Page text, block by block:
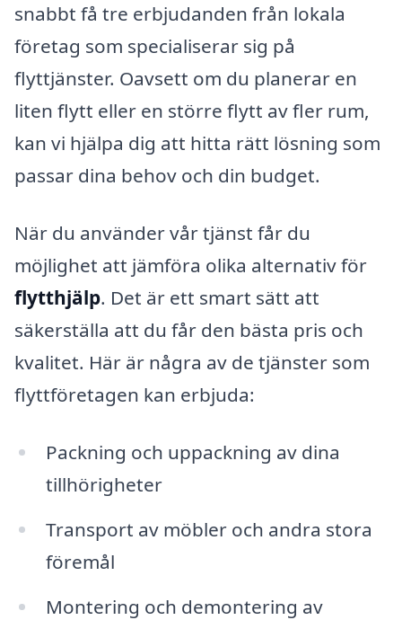
snabbt få tre erbjudanden från lokala
företag som specialiserar sig på
flyttjänster. Oavsett om du planerar en
liten flytt eller en större flytt av fler rum,
kan vi hjälpa dig att hitta rätt lösning som
passar dina behov och din budget.
När du använder vår tjänst får du
möjlighet att jämföra olika alternativ för
flytthjälp. Det är ett smart sätt att
säkerställa att du får den bästa pris och
kvalitet. Här är några av de tjänster som
flyttföretagen kan erbjuda:
Packning och uppackning av dina
tillhörigheter
Transport av möbler och andra stora
föremål
Montering och demontering av